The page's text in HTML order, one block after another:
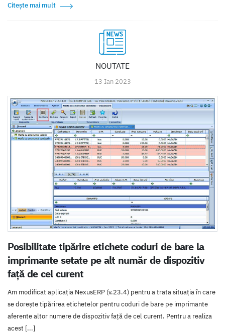
Citește mai mult
NOUTATE
13 Ian 2023
Posibilitate tipărire etichete coduri de bare la
imprimante setate pe alt număr de dispozitiv
față de cel curent
Am modificat aplicația NexusERP (v.23.4) pentru a trata situația în care
se dorește tipărirea etichetelor pentru coduri de bare pe imprimante
aferente altor numere de dispozitiv față de cel curent. Pentru a realiza
acest [...]